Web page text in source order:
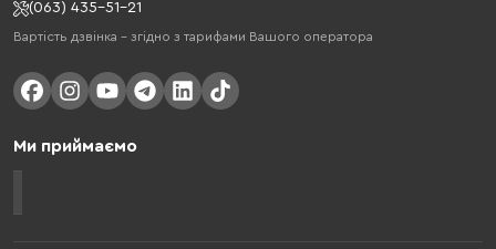
(063) 435-51-21
Вартість дзвінка – згідно з тарифами Вашого оператора
Ми приймаємо